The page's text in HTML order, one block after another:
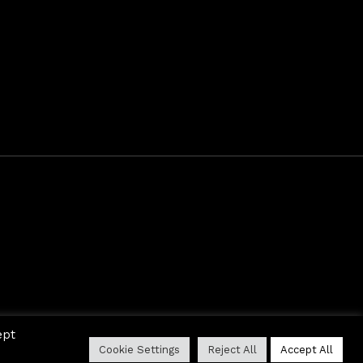
Cookie Settings Reject All Accept All